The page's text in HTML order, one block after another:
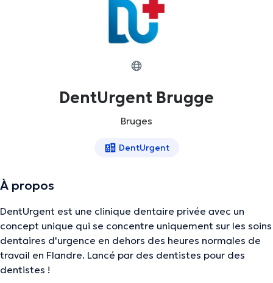
DentUrgent Brugge
Bruges
DentUrgent
À propos
DentUrgent est une clinique dentaire privée avec un
concept unique qui se concentre uniquement sur les soins
dentaires d'urgence en dehors des heures normales de
travail en Flandre. Lancé par des dentistes pour des
dentistes !